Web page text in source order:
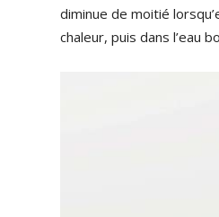
diminue de moitié
chaleur, puis dans l’eau